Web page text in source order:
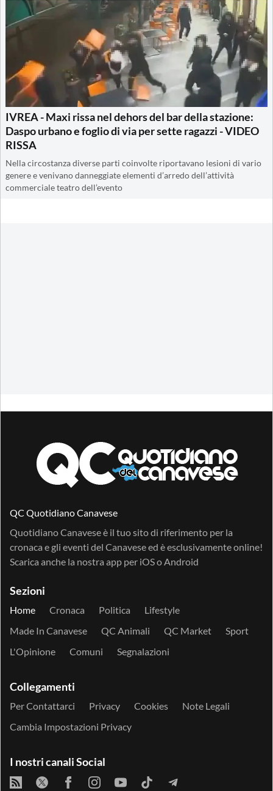
IVREA - Maxi rissa nel dehors del bar della stazione:
Daspo urbano e foglio di via per sette ragazzi - VIDEO
RISSA
Nella circostanza diverse parti coinvolte riportavano lesioni di vario
genere e venivano danneggiate elementi d’arredo dell’attività
commerciale teatro dell’evento
QC Quotidiano Canavese
Quotidiano Canavese è il tuo sito di riferimento per la
cronaca e gli eventi del Canavese ed è esclusivamente online!
Scarica anche la nostra app per iOSo Android
Sezioni
Home Cronaca Politica
Lifestyle
Made In Canavese
QC Animali QC Market
Sport
L'Opinione
Comuni Segnalazioni
Collegamenti
Per Contattarci Privacy Cookies
Note Legali
Cambia Impostazioni Privacy
I nostri canali Social